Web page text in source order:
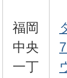
福岡
中央
一丁